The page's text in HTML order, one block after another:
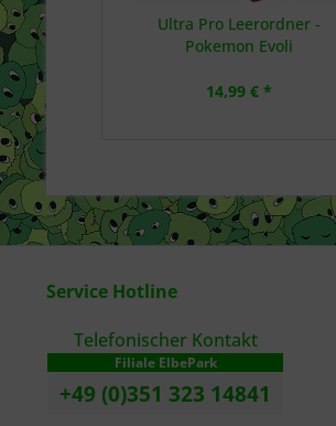
Ultra Pro Leerordner -
Pokemon Evoli
14,99 € *
Service Hotline
Telefonischer Kontakt
Filiale ElbePark
+49 (0)351 323 14841